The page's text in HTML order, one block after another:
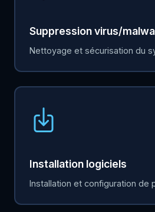
Suppression virus/
Nettoyage et sécurisation du
Installation logiciels
Installation et configuration de